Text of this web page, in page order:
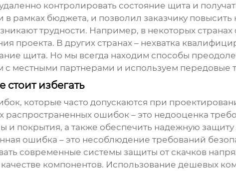
контролировать состояние щита и
в рамках бюджета, и позволил заказчику
трудности. Например, в некоторых
проекта. В других странах – нехватка
щита. Но мы всегда находим способы
с местными партнерами и используем передовые
избегать
которые часто допускаются при
распространенных ошибок – это недооценка
и покрытия, а также обеспечить надежную
ошибка – это несоблюдение требований
современные системы защиты от скачков
качестве компонентов. Использование дешевых